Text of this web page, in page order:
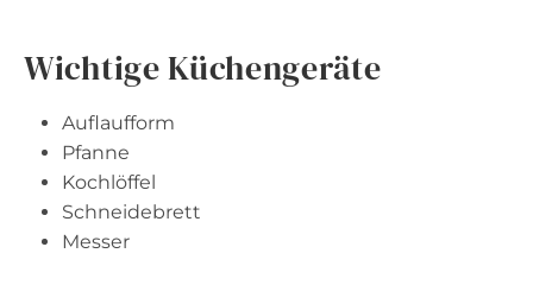
Wichtige Küchengeräte
Auflaufform
Pfanne
Kochlöffel
Schneidebrett
Messer